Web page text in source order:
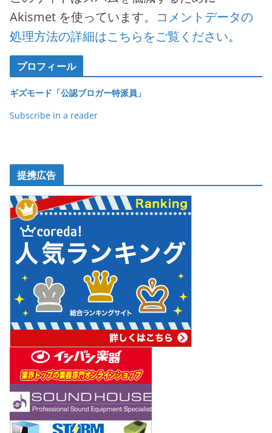
Akismet を使っています。 コメントデータの
処理方法の詳細はこちらをご覧ください。
プロフィール
ギズモード「公認ブロガー特派員」
Subscribe in a reader
提携広告